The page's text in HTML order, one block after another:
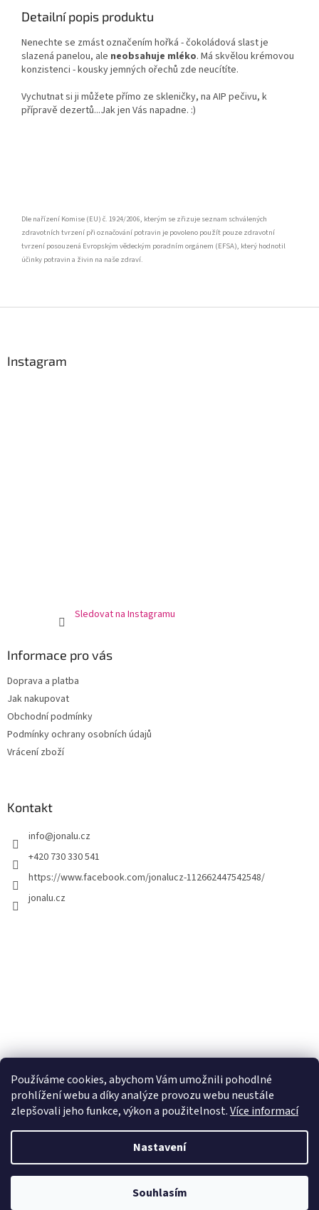
Používáme cookies, abychom Vám umožnili pohodlné
prohlížení webu a díky analýze provozu webu neustále
zlepšovali jeho funkce, výkon a použitelnost.Více informací
Nastavení
Souhlasím
Detailní popis produktu
Nenechte se zmást označením hořká - čokoládová slast je
slazená panelou, ale neobsahuje mléko. Má skvělou krémovou
konzistenci - kousky jemných ořechů zde neucítíte.
Vychutnat si ji můžete přímo ze skleničky, na AIP pečivu, k
přípravě dezertů...Jak jen Vás napadne. :)
Dle nařízení Komise (EU) č. 1924/2006, kterým se zřizuje seznam schválených
zdravotních tvrzení při označování potravin je povoleno použít pouze zdravotní
tvrzení posouzená Evropským vědeckým poradním orgánem (EFSA), který hodnotil
účinky potravin a živin na naše zdraví.
Instagram
Sledovat na Instagramu
Informace pro vás
Doprava a platba
Jak nakupovat
Obchodní podmínky
Podmínky ochrany osobních údajů
Vrácení zboží
Kontakt
info@jonalu.cz
+420 730 330 541
https://www.facebook.com/jonalucz-112662447542548/
jonalu.cz
Vytvořil Shoptet
JONALU.CZ. Všechna práva vyhrazena.